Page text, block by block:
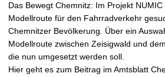
Das Bewegt Chemnitz: Im Projekt
Modellroute für den Fahrradverkehr
Chemnitzer Bevölkerung. Über ein
Modellroute zwischen Zeisigwald und
die nun umgesetzt werden soll.
Hier geht es zum Beitrag im Amtsblatt